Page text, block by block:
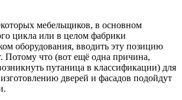
мебельщиков, в основном
цикла или в целом фабрики
оборудования, вводить эту позицию
Потому что (вот ещё одна причина,
путаница в классификации) для
дверей и фасадов подойдут